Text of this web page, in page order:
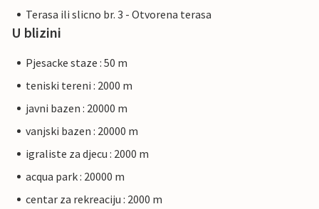
Terasa ili slicno br. 3 - Otvorena terasa
U blizini
Pjesacke staze : 50 m
teniski tereni : 2000 m
javni bazen : 20000 m
vanjski bazen : 20000 m
igraliste za djecu : 2000 m
acqua park : 20000 m
centar za rekreaciju : 2000 m